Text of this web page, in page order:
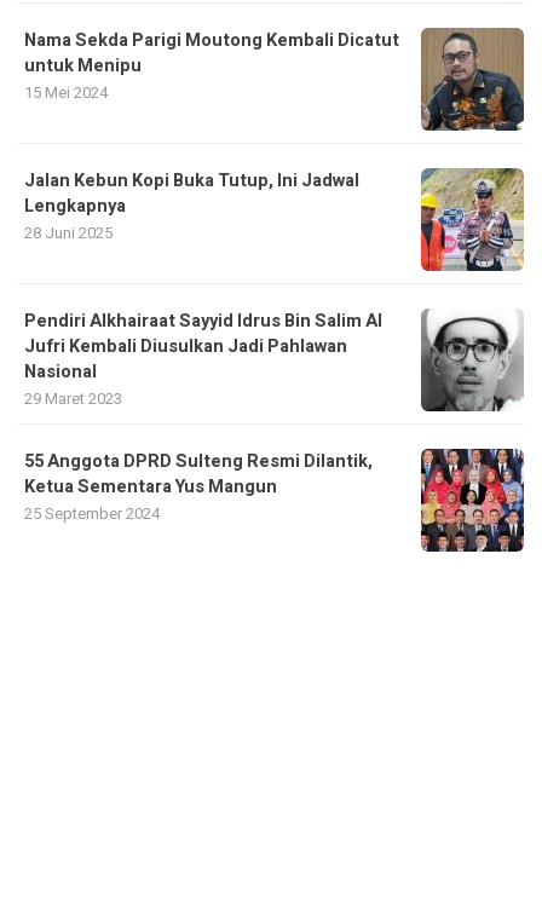
Nama Sekda Parigi Moutong Kembali Dicatut
untuk Menipu
15 Mei 2024
Jalan Kebun Kopi Buka Tutup, Ini Jadwal
Lengkapnya
28 Juni 2025
Pendiri Alkhairaat Sayyid Idrus Bin Salim Al
Jufri Kembali Diusulkan Jadi Pahlawan
Nasional
29 Maret 2023
55 Anggota DPRD Sulteng Resmi Dilantik,
Ketua Sementara Yus Mangun
25 September 2024